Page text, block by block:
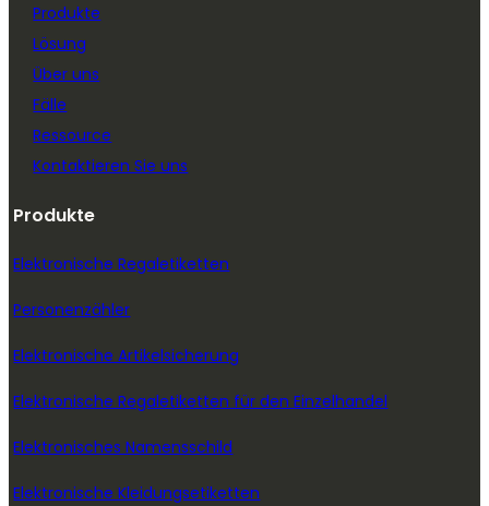
Produkte
Lösung
Über uns
Fälle
Ressource
Kontaktieren Sie uns
Produkte
Elektronische Regaletiketten
Personenzähler
Elektronische Artikelsicherung
Elektronische Regaletiketten für den Einzelhandel
Elektronisches Namensschild
Elektronische Kleidungsetiketten